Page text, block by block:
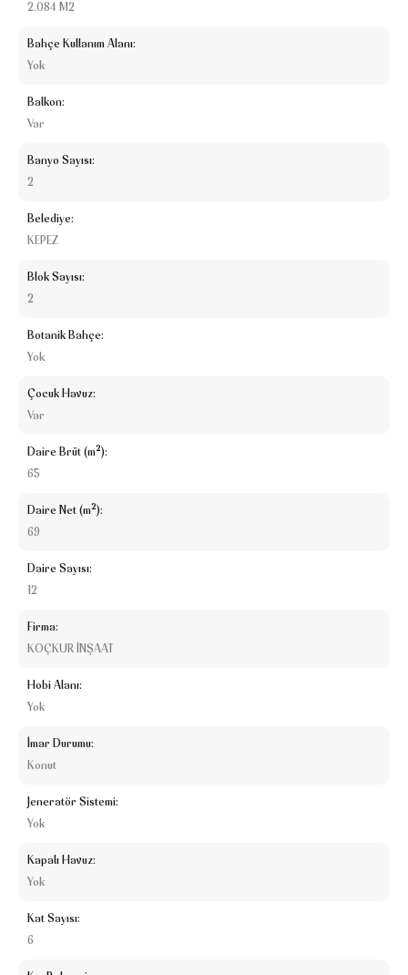
2.084 M2
Bahçe Kullanım Alanı:
Yok
Balkon:
Var
Banyo Sayısı:
2
Belediye:
KEPEZ
Blok Sayısı:
2
Botanik Bahçe:
Yok
Çocuk Havuz:
Var
Daire Brüt (m²):
65
Daire Net (m²):
69
Daire Sayısı:
12
Firma:
KOÇKUR İNŞAAT
Hobi Alanı:
Yok
İmar Durumu:
Konut
Jeneratör Sistemi:
Yok
Kapalı Havuz:
Yok
Kat Sayısı:
6